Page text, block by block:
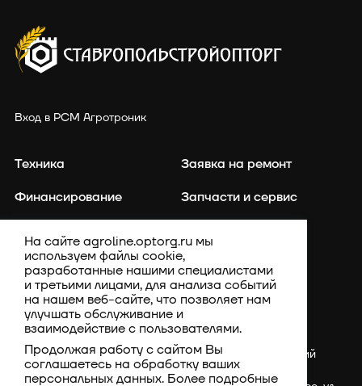
Вход в РСМ Агротроник
Техника
Финансирование
Каталог запасных частей
Компания
Заявка на ремонт
Запчасти и сервис
Акции
Россия, Ставропольский
край, Шпаковский
На сайте agroline.optorg.ru мы
используем файлы cookie,
разработанные нашими специалистами
и третьими лицами, для анализа событий
на нашем веб-сайте, что позволяет нам
улучшать обслуживание и
взаимодействие с пользователями.
Продолжая работу с сайтом Вы
соглашаетесь на обработку ваших
персональных данных. Более подробные